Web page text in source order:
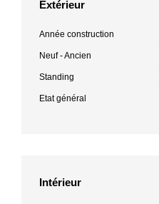
Extérieur
Année construction
Neuf - Ancien
Standing
Etat général
Intérieur